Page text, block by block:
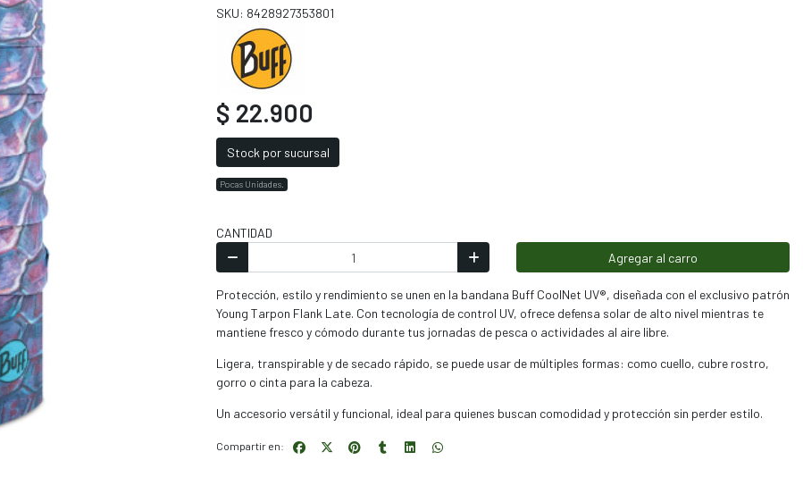
SKU: 8428927353801
$ 22.900
Stock por sucursal
Pocas Unidades.
CANTIDAD
Agregar al carro
Protección, estilo y rendimiento se unen en la bandana Buff CoolNet UV®, diseñada con el exclusivo patrón
Young Tarpon Flank Late. Con tecnología de control UV, ofrece defensa solar de alto nivel mientras te
mantiene fresco y cómodo durante tus jornadas de pesca o actividades al aire libre.
Ligera, transpirable y de secado rápido, se puede usar de múltiples formas: como cuello, cubre rostro,
gorro o cinta para la cabeza.
Un accesorio versátil y funcional, ideal para quienes buscan comodidad y protección sin perder estilo.
Compartir en: